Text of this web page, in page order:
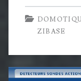
:
un
ZIBASE